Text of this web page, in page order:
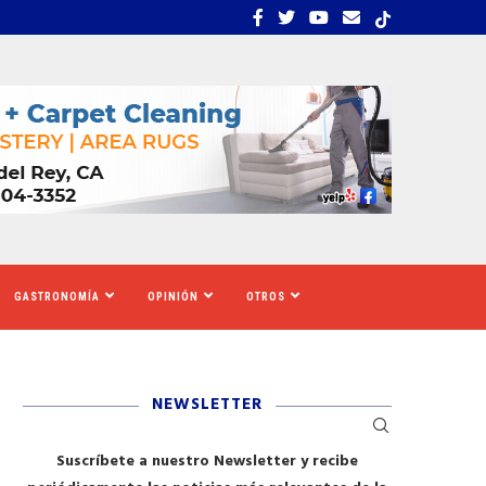
ESTRÉS, INCERTIDUMBRE Y MIEDO... CALIFORNIA SE
GASTRONOMÍA OPINIÓN OTROS
NEWSLETTER
Suscríbete a nuestro Newsletter y recibe